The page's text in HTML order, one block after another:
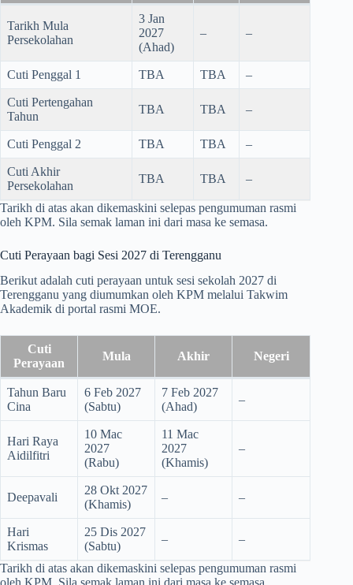
Tarikh Mula
Persekolahan
3 Jan
2027
(Ahad)
– –
Cuti Penggal 1 TBA TBA –
Cuti Pertengahan
Tahun
TBA TBA –
Cuti Penggal 2 TBA TBA –
Cuti Akhir
Persekolahan
TBA TBA –
Tarikh di atas akan dikemaskini selepas pengumuman rasmi
oleh KPM. Sila semak laman ini dari masa ke semasa.
Cuti Perayaan bagi Sesi 2027 di Terengganu
Berikut adalah cuti perayaan untuk sesi sekolah 2027 di
Terengganu yang diumumkan oleh KPM melalui Takwim
Akademik di portal rasmi MOE.
Cuti
Perayaan
Mula Akhir Negeri
Tahun Baru
Cina
6 Feb 2027
(Sabtu)
7 Feb 2027
(Ahad)
–
Hari Raya
Aidilfitri
10 Mac
2027
(Rabu)
11 Mac
2027
(Khamis)
–
Deepavali
28 Okt 2027
(Khamis)
– –
Hari
Krismas
25 Dis 2027
(Sabtu)
– –
Tarikh di atas akan dikemaskini selepas pengumuman rasmi